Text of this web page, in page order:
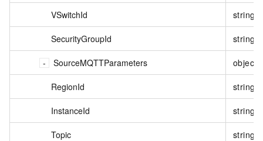
VSwitchId string
SecurityGroupId string
SourceMQTTParameters object
RegionId string
InstanceId string
Topic string